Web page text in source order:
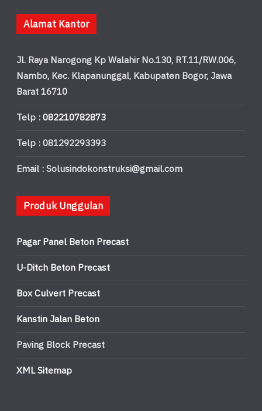
Alamat Kantor
Jl. Raya Narogong Kp Walahir No.130, RT.11/RW.006,
Nambo, Kec. Klapanunggal, Kabupaten Bogor, Jawa
Barat 16710
Telp :082210782873
Telp : 081292293393
Email : Solusindokonstruksi@gmail.com
Produk Unggulan
Pagar Panel Beton Precast
U-Ditch Beton Precast
Box Culvert Precast
Kanstin Jalan Beton
Paving Block Precast
XML Sitemap